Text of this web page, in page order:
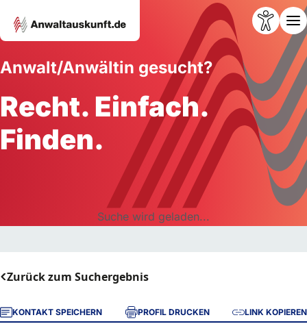
Anwalt/Anwältin gesucht?
Recht. Einfach.
Finden.
Suche wird geladen...
Zurück zum Suchergebnis
KONTAKT SPEICHERN PROFIL DRUCKEN LINK KOPIEREN